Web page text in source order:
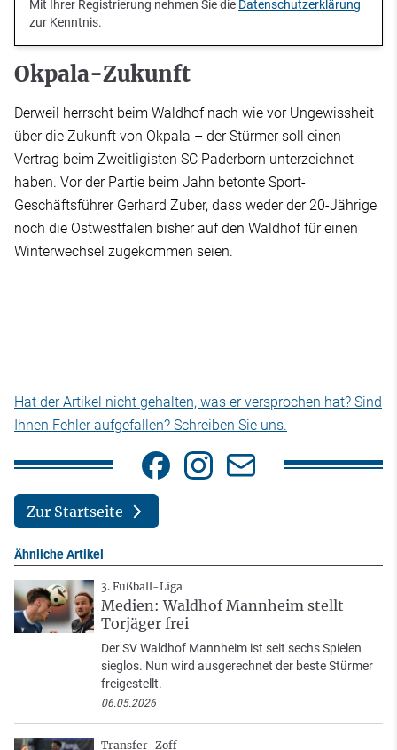
Mit Ihrer Registrierung nehmen Sie die Datenschutzerklärung
zur Kenntnis.
Okpala-Zukunft
Derweil herrscht beim Waldhof nach wie vor Ungewissheit
über die Zukunft von Okpala – der Stürmer soll einen
Vertrag beim Zweitligisten SC Paderborn unterzeichnet
haben. Vor der Partie beim Jahn betonte Sport-
Geschäftsführer Gerhard Zuber, dass weder der 20-Jährige
noch die Ostwestfalen bisher auf den Waldhof für einen
Winterwechsel zugekommen seien.
Hat der Artikel nicht gehalten, was er versprochen hat? Sind
Ihnen Fehler aufgefallen? Schreiben Sie uns.
Zur Startseite
Ähnliche Artikel
3. Fußball-Liga
Medien: Waldhof Mannheim stellt
Torjäger frei
Der SV Waldhof Mannheim ist seit sechs Spielen
sieglos. Nun wird ausgerechnet der beste Stürmer
freigestellt.
06.05.2026
Transfer-Zoff